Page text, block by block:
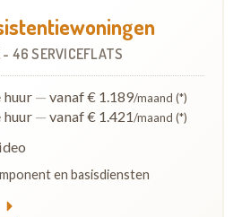
- 46 SERVICEFLATS
huur — vanaf € 1.189/maand (*)
huur — vanaf € 1.421/maand (*)
en basisdiensten